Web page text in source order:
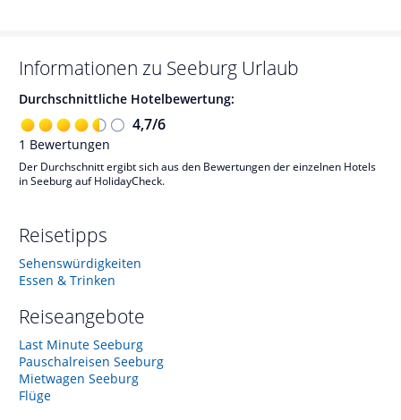
Informationen zu Seeburg Urlaub
Durchschnittliche Hotelbewertung:
4,7/6
1 Bewertungen
Der Durchschnitt ergibt sich aus den Bewertungen der einzelnen Hotels
in Seeburg auf HolidayCheck.
Reisetipps
Sehenswürdigkeiten
Essen & Trinken
Reiseangebote
Last Minute Seeburg
Pauschalreisen Seeburg
Mietwagen Seeburg
Flüge